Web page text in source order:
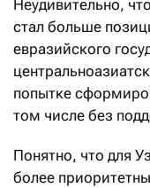
Неудивительно,
стал больше
евразийского
попытке
том числе без
Понятно, что для
более